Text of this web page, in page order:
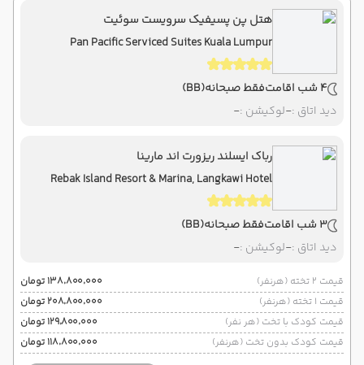
هتل پن پسیفیک سرویست سوئیت
Pan Pacific Serviced Suites Kuala Lumpur
4 شب اقامت فقط صبحانه(BB)
دید اتاق :-لوکیشن :-
رباک ایسلند ریزورت اند مارینا
Rebak Island Resort & Marina, Langkawi Hotel
3 شب اقامت فقط صبحانه(BB)
دید اتاق :-لوکیشن :-
قیمت 2 تخته (هرنفر)
۱۳۸٬۸۰۰٬۰۰۰ تومان
قیمت 1 تخته (هرنفر)
۲۰۸٬۸۰۰٬۰۰۰ تومان
قیمت کودک با تخت (هر نفر)
۱۲۹٬۸۰۰٬۰۰۰ تومان
قیمت کودک بدون تخت (هرنفر)
۱۱۸٬۸۰۰٬۰۰۰ تومان